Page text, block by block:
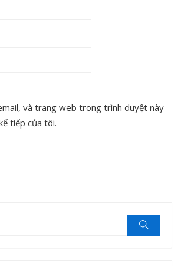
và trang web trong trình duyệt này
tiếp của tôi.
kiếm